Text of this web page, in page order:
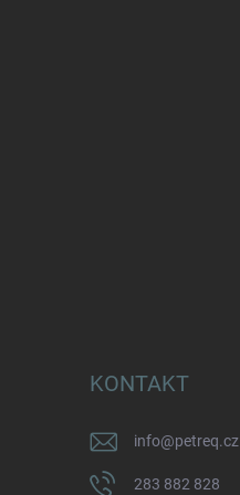
KONTAKT
info@petreq.cz
283 882 828